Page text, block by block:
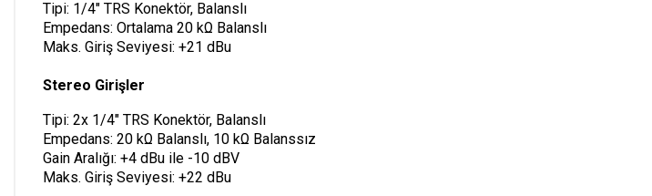
Tipi: 1/4" TRS Konektör, Balanslı
Empedans: Ortalama 20 kΩ Balanslı
Maks. Giriş Seviyesi: +21 dBu
Stereo Girişler
Tipi: 2x 1/4" TRS Konektör, Balanslı
Empedans: 20 kΩ Balanslı, 10 kΩ Balanssız
Gain Aralığı: +4 dBu ile -10 dBV
Maks. Giriş Seviyesi: +22 dBu